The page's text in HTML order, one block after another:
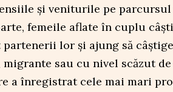
și veniturile pe
femeile aflate în cuplu
lor și ajung să
sau cu nivel scăzut
a înregistrat cele mai mari